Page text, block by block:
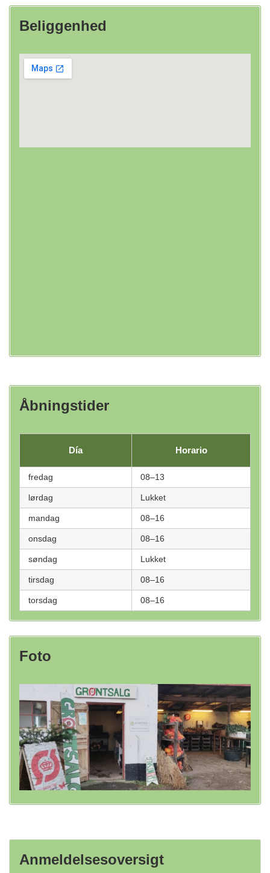
Beliggenhed
Åbningstider
Día Horario
fredag 08–13
lørdag Lukket
mandag 08–16
onsdag 08–16
søndag Lukket
tirsdag 08–16
torsdag 08–16
Foto
Anmeldelsesoversigt